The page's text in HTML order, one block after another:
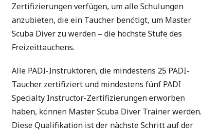
Zertifizierungen verfügen, um alle Schulungen
anzubieten, die ein Taucher benötigt, um Master
Scuba Diver zu werden – die höchste Stufe des
Freizeittauchens.
Alle PADI-Instruktoren, die mindestens 25 PADI-
Taucher zertifiziert und mindestens fünf PADI
Specialty Instructor-Zertifizierungen erworben
haben, können Master Scuba Diver Trainer werden.
Diese Qualifikation ist der nächste Schritt auf der